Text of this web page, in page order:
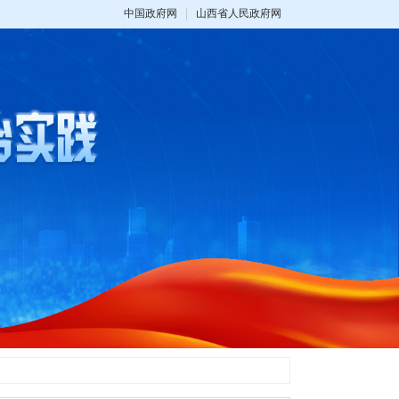
中国政府网 山西省人民政府网